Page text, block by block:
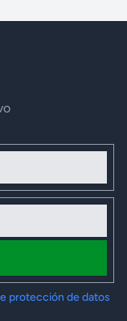
protección de datos